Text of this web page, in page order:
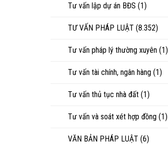
Tư vấn lập dự án BĐS (1)
TƯ VẤN PHÁP LUẬT (8.352)
Tư vấn pháp lý thường xuyên (1)
Tư vấn tài chính, ngân hàng (1)
Tư vấn thủ tục nhà đất (1)
Tư vấn và soát xét hợp đồng (1)
VĂN BẢN PHÁP LUẬT (6)